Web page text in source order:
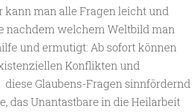
kann man alle Fragen leicht und
nachdem welchem Weltbild man
und ermutigt: Ab sofort können
Konflikten und
Glaubens-Fragen sinnfördernd
das Unantastbare in die Heilarbeit